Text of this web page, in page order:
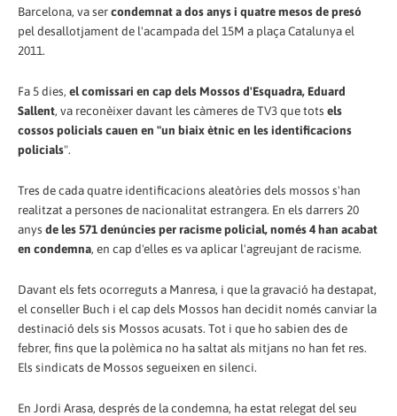
Barcelona, va sercondemnat a dos anys i quatre mesos de presó
pel desallotjament de l'acampada del 15M a plaça Catalunya el
2011.
Fa 5 dies, el comissari en cap dels Mossos d'Esquadra, Eduard
Sallent, va reconèixer davant les càmeres de TV3 que tots els
cossos policials cauen en "un biaix ètnic en les identificacions
policials".
Tres de cada quatre identificacions aleatòries dels mossos s'han
realitzat a persones de nacionalitat estrangera. En els darrers 20
anys de les 571 denúncies per racisme policial, només 4 han acabat
en condemna, en cap d'elles es va aplicar l'agreujant de racisme.
Davant els fets ocorreguts a Manresa, i que la gravació ha destapat,
el conseller Buch i el cap dels Mossos han decidit només canviar la
destinació dels sis Mossos acusats. Tot i que ho sabien des de
febrer, fins que la polèmica no ha saltat als mitjans no han fet res.
Els sindicats de Mossos segueixen en silenci.
En Jordi Arasa, després de la condemna, ha estat relegat del seu